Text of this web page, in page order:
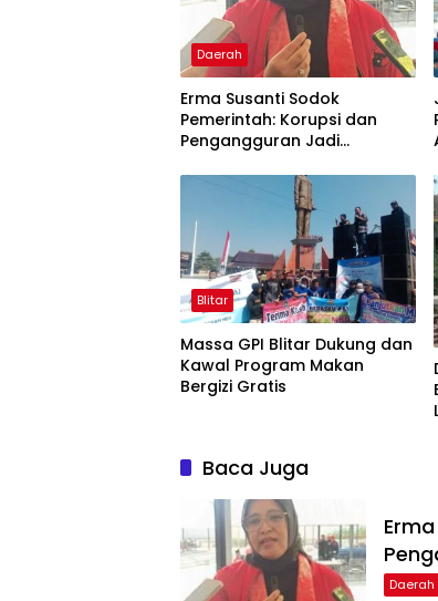
Daerah
Erma Susanti Sodok
Pemerintah: Korupsi dan
Pengangguran Jadi
Blitar
Massa GPI Blitar Dukung dan
Kawal Program Makan
Bergizi Gratis
Baca Juga
Daerah